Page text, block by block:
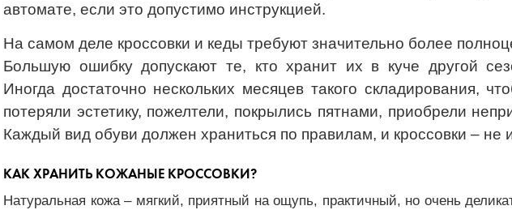
автомате, если это допустимо инструкцией.
На самом деле кроссовки и кеды требуют значительно более
Большую ошибку допускают те, кто хранит их в куче другой
Иногда достаточно нескольких месяцев такого складирования,
потеряли эстетику, пожелтели, покрылись пятнами, приобрели
Каждый вид обуви должен храниться по правилам, и кроссовки – не
КАК ХРАНИТЬ КОЖАНЫЕ КРОССОВКИ?
Натуральная кожа – мягкий, приятный на ощупь, практичный, но очень